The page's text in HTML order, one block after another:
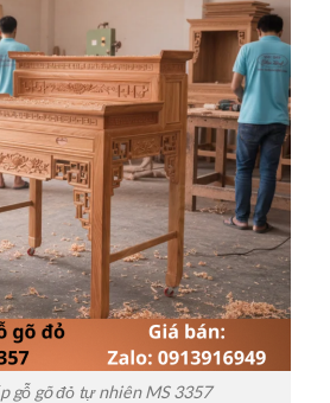
gỗ gõ đỏ tự nhiên MS 3357